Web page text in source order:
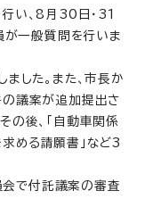
い、8月30日・31
が一般質問を行いま
した。また、市長か
の議案が追加提出さ
の後、「自動車関係
める請願書」など3
で付託議案の審査